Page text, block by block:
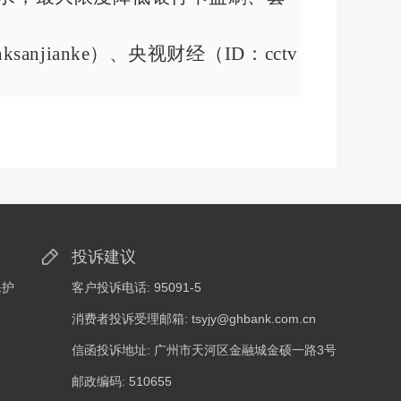
）、央视财经（ID ： cctv
投诉建议
客户投诉电话: 95091-5
消费者投诉受理邮箱: tsyjy@ghbank.com.cn
信函投诉地址: 广州市天河区金融城金硕一路3号
邮政编码: 510655